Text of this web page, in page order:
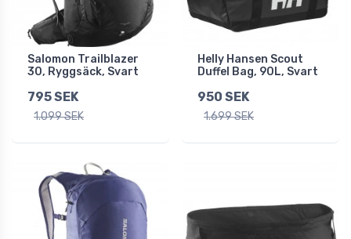
Salomon Trailblazer
30, Ryggsäck, Svart
795 SEK
1.099 SEK
Helly Hansen Scout
Duffel Bag, 90L, Svart
950 SEK
1.699 SEK